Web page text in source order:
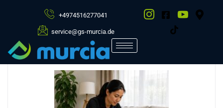
+4974516277041
service@gs-murcia.de
Archiv:Leistungen